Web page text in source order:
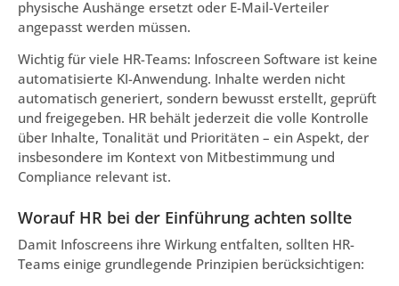
physische Aushänge ersetzt oder E-Mail-Verteiler
angepasst werden müssen.
Wichtig für viele HR-Teams: Infoscreen Software ist keine
automatisierte KI-Anwendung. Inhalte werden nicht
automatisch generiert, sondern bewusst erstellt, geprüft
und freigegeben. HR behält jederzeit die volle Kontrolle
über Inhalte, Tonalität und Prioritäten – ein Aspekt, der
insbesondere im Kontext von Mitbestimmung und
Compliance relevant ist.
Worauf HR bei der Einführung achten sollte
Damit Infoscreens ihre Wirkung entfalten, sollten HR-
Teams einige grundlegende Prinzipien berücksichtigen: